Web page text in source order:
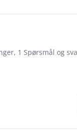
1 Spørsmål og